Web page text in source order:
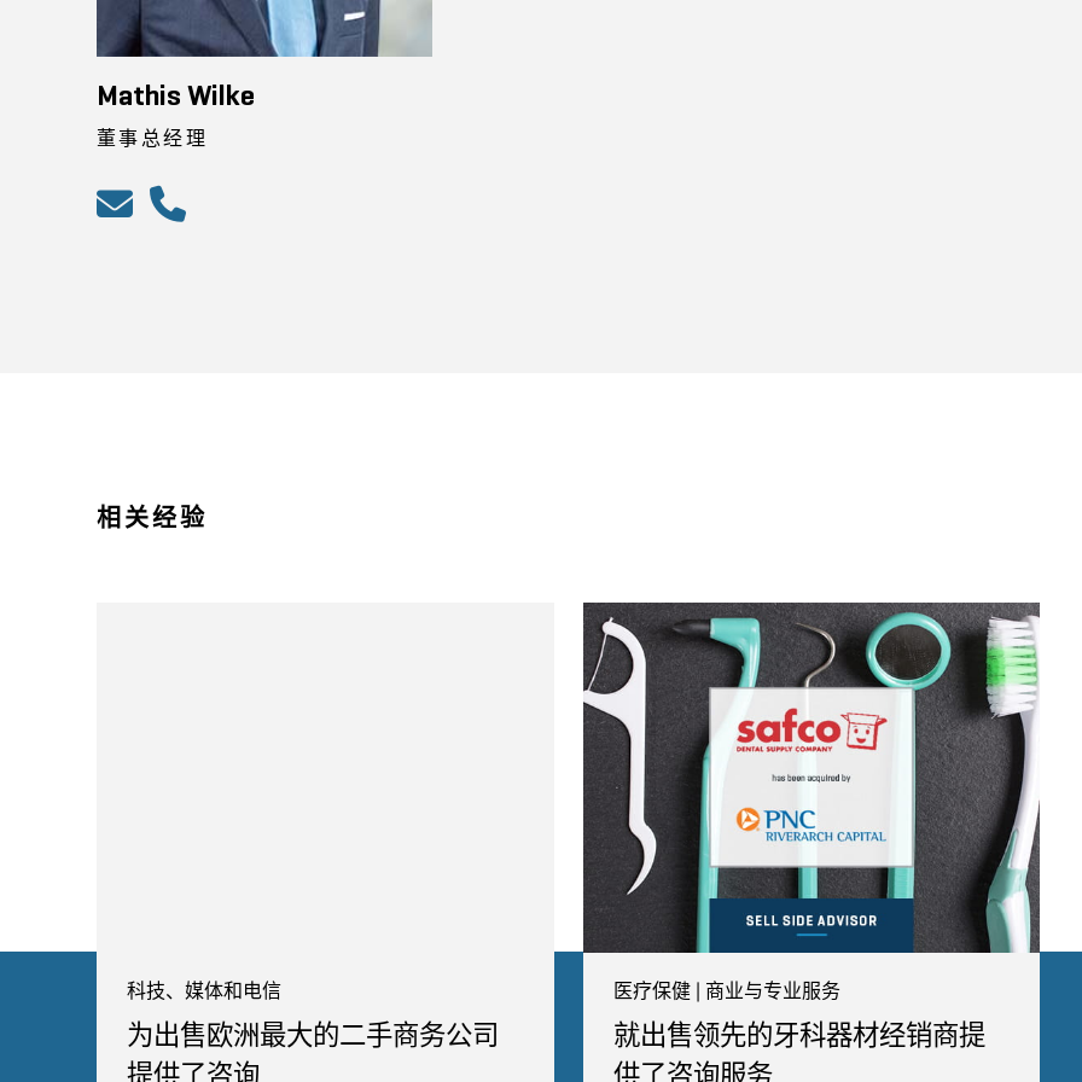
Mathis Wilke
董事总经理
相关经验
科技、媒体和电信
为出售欧洲最大的二手商务公司
医疗保健 | 商业与专业服务
就出售领先的牙科器材经销商提